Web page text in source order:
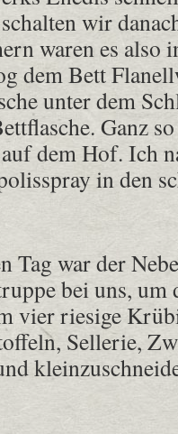
wir
waren es also
dem Bett
unter dem
Ganz
dem Hof. Ich
in den
Tag war der
bei uns,
vier riesige
Sellerie,